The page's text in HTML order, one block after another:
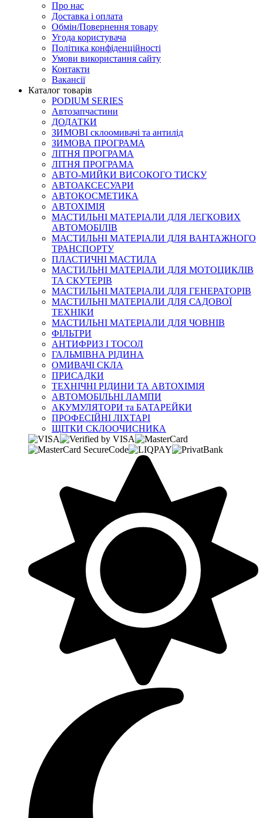
Про нас
Доставка і оплата
Обмін/Повернення товару
Угода користувача
Політика конфіденційності
Умови використання сайту
Контакти
Вакансії
Каталог товарів
PODIUM SERIES
Автозапчастини
ДОДАТКИ
ЗИМОВІ склоомивачі та антилід
ЗИМОВА ПРОГРАМА
ЛІТНЯ ПРОГРАМА
ЛІТНЯ ПРОГРАМА
АВТО-МИЙКИ ВИСОКОГО ТИСКУ
АВТОАКСЕСУАРИ
АВТОКОСМЕТИКА
АВТОХІМІЯ
МАСТИЛЬНІ МАТЕРІАЛИ ДЛЯ ЛЕГКОВИХ
АВТОМОБІЛІВ
МАСТИЛЬНІ МАТЕРІАЛИ ДЛЯ ВАНТАЖНОГО
ТРАНСПОРТУ
ПЛАСТИЧНІ МАСТИЛА
МАСТИЛЬНІ МАТЕРІАЛИ ДЛЯ МОТОЦИКЛІВ
ТА СКУТЕРІВ
МАСТИЛЬНІ МАТЕРІАЛИ ДЛЯ ГЕНЕРАТОРІВ
МАСТИЛЬНІ МАТЕРІАЛИ ДЛЯ САДОВОЇ
ТЕХНІКИ
МАСТИЛЬНІ МАТЕРІАЛИ ДЛЯ ЧОВНІВ
ФІЛЬТРИ
АНТИФРИЗ І ТОСОЛ
ГАЛЬМІВНА РІДИНА
ОМИВАЧІ СКЛА
ПРИСАДКИ
ТЕХНІЧНІ РІДИНИ ТА АВТОХІМІЯ
АВТОМОБІЛЬНІ ЛАМПИ
АКУМУЛЯТОРИ та БАТАРЕЙКИ
ПРОФЕСІЙНІ ЛІХТАРІ
ЩІТКИ СКЛООЧИСНИКА